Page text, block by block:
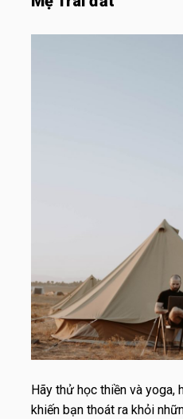
Hãy thử học thiền và
khiến bạn thoát ra khỏi